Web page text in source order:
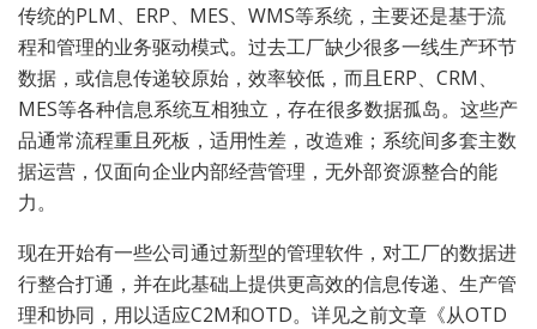
传统的PLM、ERP、MES、WMS等系统，主要还是基于流
程和管理的业务驱动模式。过去工厂缺少很多一线生产环节
数据，或信息传递较原始，效率较低，而且ERP、CRM、
MES等各种信息系统互相独立，存在很多数据孤岛。这些产
品通常流程重且死板，适用性差，改造难；系统间多套主数
据运营，仅面向企业内部经营管理，无外部资源整合的能
力。
现在开始有一些公司通过新型的管理软件，对工厂的数据进
行整合打通，并在此基础上提供更高效的信息传递、生产管
理和协同，用以适应C2M和OTD。详见之前文章《从OTD